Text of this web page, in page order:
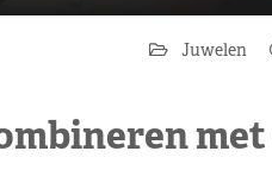
Juwelen
met